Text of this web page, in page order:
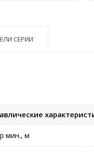
СЕРИИ
мин., м